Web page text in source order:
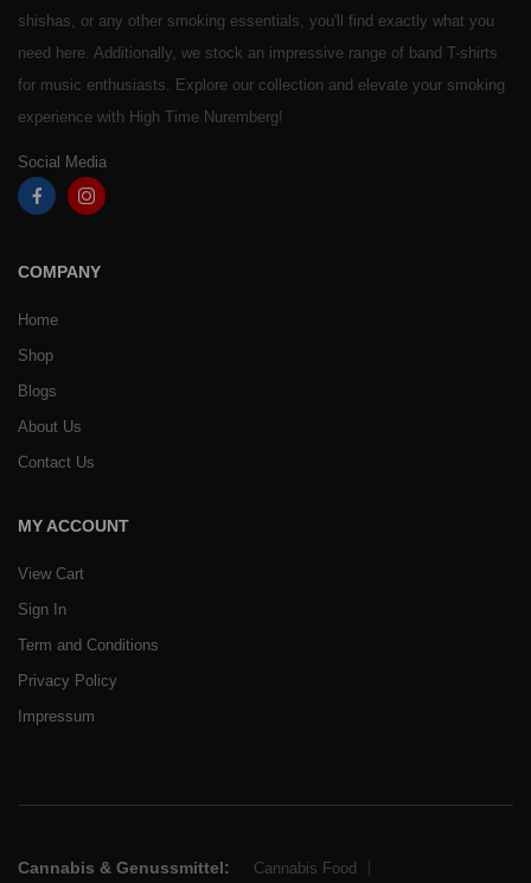
shishas, or any other smoking essentials, you'll find exactly what you
need here. Additionally, we stock an impressive range of band T-shirts
for music enthusiasts. Explore our collection and elevate your smoking
experience with High Time Nuremberg!
Social Media
COMPANY
Home
Shop
Blogs
About Us
Contact Us
MY ACCOUNT
View Cart
Sign In
Term and Conditions
Privacy Policy
Impressum
Cannabis & Genussmittel: Cannabis Food